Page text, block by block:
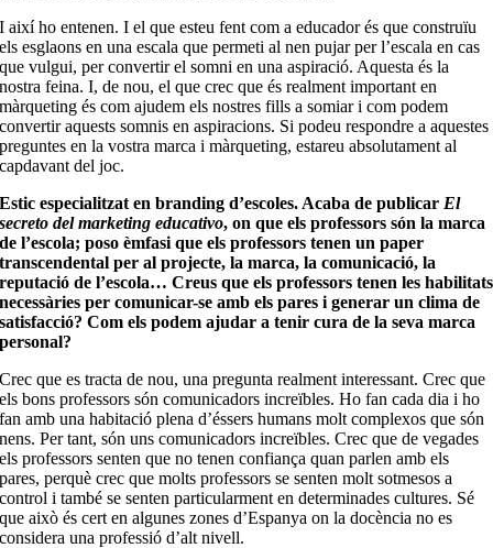
I així ho entenen. I el que esteu fent com a educador és que construïu
els esglaons en una escala que permeti al nen pujar per l’escala en cas
que vulgui, per convertir el somni en una aspiració. Aquesta és la
nostra feina. I, de nou, el que crec que és realment important en
màrqueting és com ajudem els nostres fills a somiar i com podem
convertir aquests somnis en aspiracions. Si podeu respondre a aquestes
preguntes en la vostra marca i màrqueting, estareu absolutament al
capdavant del joc.
Estic especialitzat en branding d’escoles. Acaba de publicar El
secreto del marketing educativo, on que els professors són la marca
de l’escola; poso èmfasi que els professors tenen un paper
transcendental per al projecte, la marca, la comunicació, la
reputació de l’escola… Creus que els professors tenen les habilitats
necessàries per comunicar-se amb els pares i generar un clima de
satisfacció? Com els podem ajudar a tenir cura de la seva marca
personal?
Crec que es tracta de nou, una pregunta realment interessant. Crec que
els bons professors són comunicadors increïbles. Ho fan cada dia i ho
fan amb una habitació plena d’éssers humans molt complexos que són
nens. Per tant, són uns comunicadors increïbles. Crec que de vegades
els professors senten que no tenen confiança quan parlen amb els
pares, perquè crec que molts professors se senten molt sotmesos a
control i també se senten particularment en determinades cultures. Sé
que això és cert en algunes zones d’Espanya on la docència no es
considera una professió d’alt nivell.